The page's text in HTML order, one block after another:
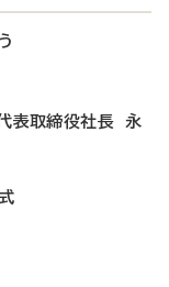
表取締役社長 永